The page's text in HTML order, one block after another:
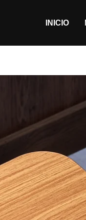
INICIO